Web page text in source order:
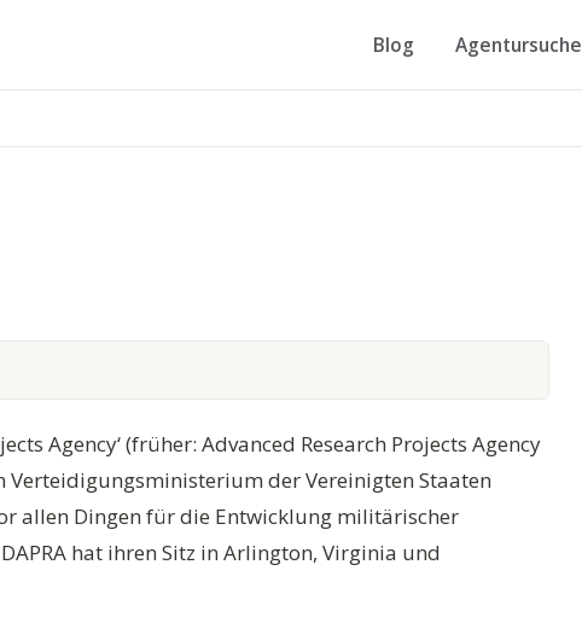
Blog Agentursuche
Agency‘ (früher: Advanced Research Projects Agency
Verteidigungsministerium der Vereinigten Staaten
allen Dingen für die Entwicklung militärischer
hat ihren Sitz in Arlington, Virginia und